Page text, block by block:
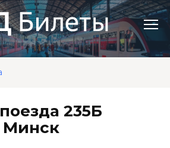
235Б